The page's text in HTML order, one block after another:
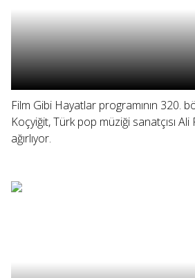
Film Gibi Hayatlar programının 320.
Koçyiğit, Türk pop müziği sanatçısı Ali
ağırlıyor.